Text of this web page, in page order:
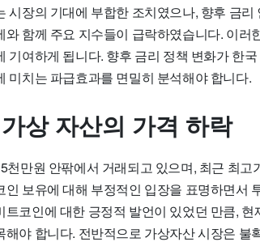
시장의 기대에 부합한 조치였으나, 향후 금
와 함께 주요 지수들이 급락하였습니다. 이러
기여하게 됩니다. 향후 금리 정책 변화가 한
미치는 파급효과를 면밀히 분석해야 합니다.
상 자산의 가격 하락
천만원 안팎에서 거래되고 있으며, 최근 최
보유에 대해 부정적인 입장을 표명하면서
트코인에 대한 긍정적 발언이 있었던 만큼,
해야 합니다. 전반적으로 가상자산 시장은 불